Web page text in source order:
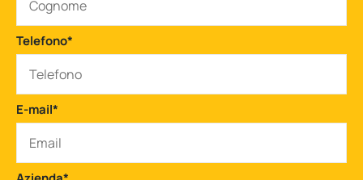
Telefono*
E-mail*